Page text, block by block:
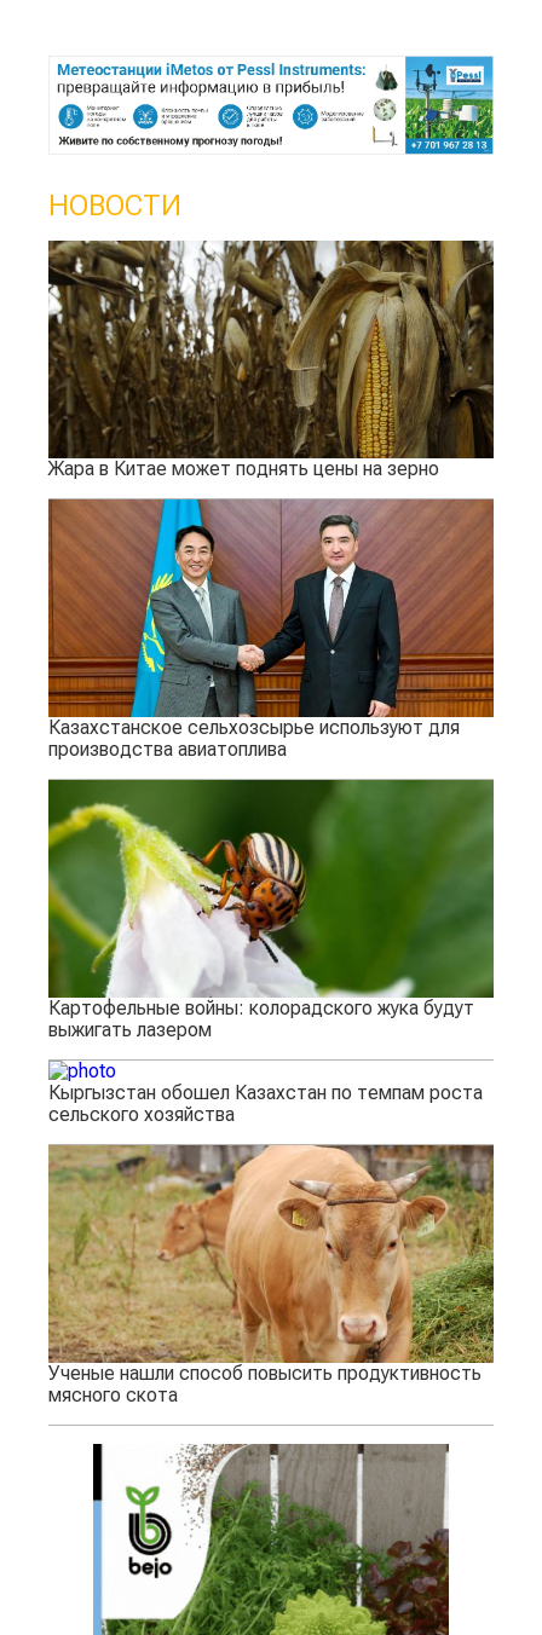
НОВОСТИ
Жара в Китае может поднять цены на зерно
Казахстанское сельхозсырье используют для
производства авиатоплива
Картофельные войны: колорадского жука будут
выжигать лазером
Кыргызстан обошел Казахстан по темпам роста
сельского хозяйства
Ученые нашли способ повысить продуктивность
мясного скота